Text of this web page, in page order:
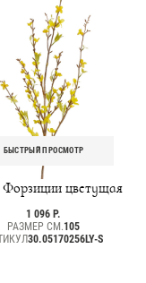
БЫСТРЫЙ ПРОСМОТР
Форзиции цветущая
1 096 Р.
РАЗМЕР СМ.105
30.05170256LY-S